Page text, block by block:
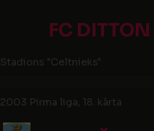
FC DITTON
Stadions "Celtnieks"
2003 Pirma liga, 18. kārta